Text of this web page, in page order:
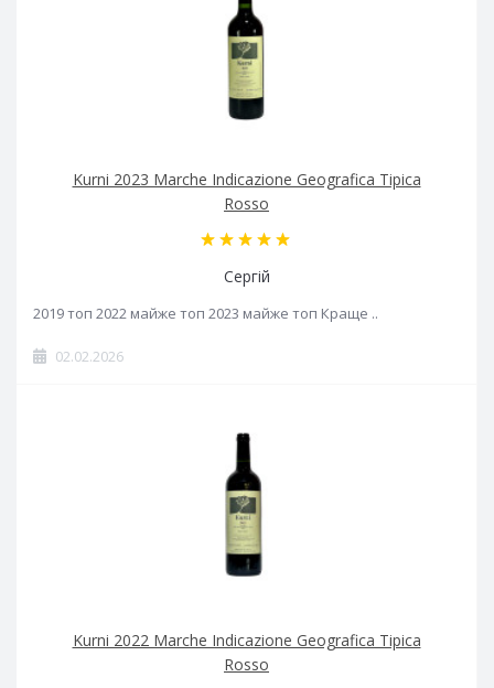
Kurni 2023 Marche Indicazione Geografica Tipica
Rosso
Сергій
2019 топ 2022 майже топ 2023 майже топ Краще ..
02.02.2026
Kurni 2022 Marche Indicazione Geografica Tipica
Rosso